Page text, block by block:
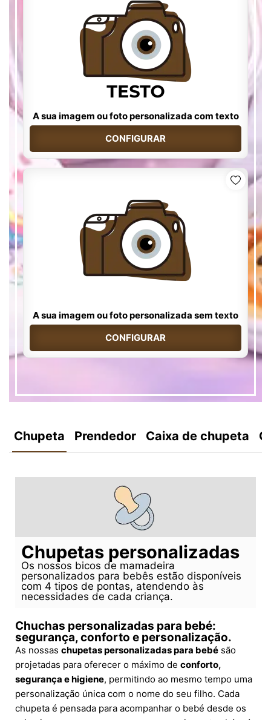
A sua imagem ou foto personalizada com texto
CONFIGURAR
A sua imagem ou foto personalizada sem texto
CONFIGURAR
Chupeta Prendedor Caixa de chupeta
Chupetas personalizadas
Os nossos bicos de mamadeira
personalizados para bebês estão disponíveis
com 4 tipos de pontas, atendendo às
necessidades de cada criança.
Chuchas personalizadas para bebé:
segurança, conforto e personalização.
As nossas chupetas personalizadas para bebé são
projetadas para oferecer o máximo de conforto,
segurança e higiene, permitindo ao mesmo tempo uma
personalização única com o nome do seu filho. Cada
chupeta é pensada para acompanhar o bebé desde os